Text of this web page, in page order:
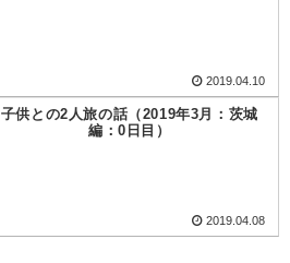
2019.04.10
子供との2人旅の話（2019年3月：茨城
編：0日目）
2019.04.08